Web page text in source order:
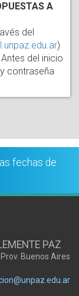
A
del
)
del inicio
contraseña
fechas de
PAZ
Buenos Aires